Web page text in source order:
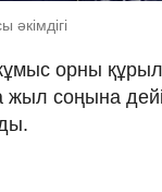
орны
жыл соңына